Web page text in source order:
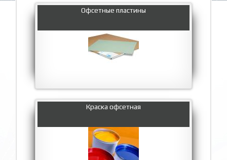
Офсетные пластины
Краска офсетная